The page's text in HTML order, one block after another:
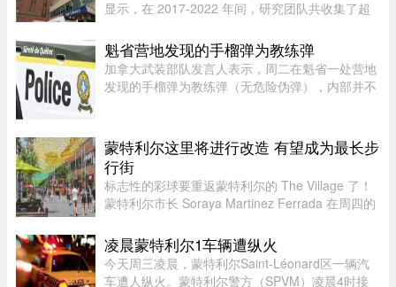
显示，在 2017-2022 年间，研究团队共收集了超
深入分析。数据显示，47.9% 的评论为负面，远高
于正面（32.3%）和中立（ ...
魁省营地发现的手榴弹为教练弹
加拿大武装部队发言人表示，周二在魁省一处营地
发现的手榴弹为教练弹（无危险伪弹），内部并不
其运往 Valcartier 军事 ...
蒙特利尔这里将进行改造 有望成为最长步
行街
标志性的彩球要重返蒙特利尔的 The Village 了！
蒙特利尔市长 Soraya Martinez Ferrada 在周四的
Street East 上空的这些色彩斑斓的小球早已成为该
街区乃至这座城市的象征 ...
凌晨蒙特利尔1车辆遭纵火
今天周三凌晨，蒙特利尔Saint-Léonard区一辆汽
车遭人纵火。蒙特利尔警方（SPVM）凌晨4时接